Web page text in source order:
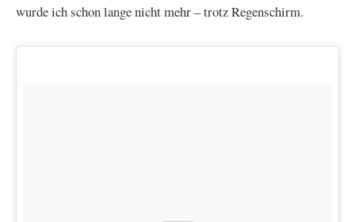
wurde ich schon lange nicht mehr – trotz Regenschirm.